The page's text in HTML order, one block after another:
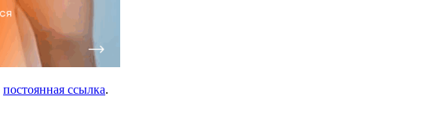
постоянная ссылка.